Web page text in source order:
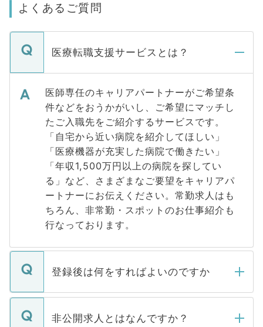
よくあるご質問
医療転職支援サービスとは？
医師専任のキャリアパートナーがご希望条
件などをおうかがいし、ご希望にマッチし
たご入職先をご紹介するサービスです。
「自宅から近い病院を紹介してほしい」
「医療機器が充実した病院で働きたい」
「年収1,500万円以上の病院を探してい
る」など、さまざまなご要望をキャリアパ
ートナーにお伝えください。常勤求人はも
ちろん、非常勤・スポットのお仕事紹介も
行なっております。
登録後は何をすればよいのですか
ご登録いただきましたら、弊社担当者がご
登録内容を確認し、その後メールもしくは
非公開求人とはなんですか？